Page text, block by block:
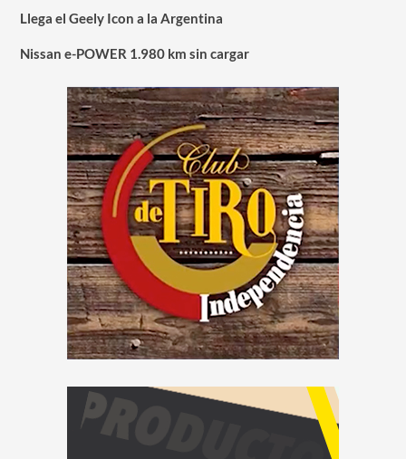
Llega el Geely Icon a la Argentina
Nissan e-POWER 1.980 km sin cargar